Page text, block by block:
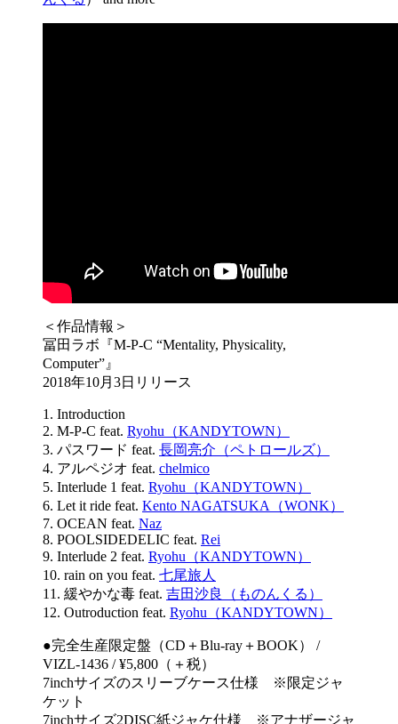
＜作品情報＞
冨田ラボ『M-P-C “Mentality, Physicality,
Computer”』
2018年10月3日リリース
1. Introduction
2. M-P-C feat. Ryohu（KANDYTOWN）
3. パスワード feat. 長岡亮介（ペトロールズ）
4. アルペジオ feat. chelmico
5. Interlude 1 feat. Ryohu（KANDYTOWN）
6. Let it ride feat. Kento NAGATSUKA（WONK）
7. OCEAN feat. Naz
8. POOLSIDEDELIC feat. Rei
9. Interlude 2 feat. Ryohu（KANDYTOWN）
10. rain on you feat. 七尾旅人
11. 緩やかな毒 feat. 吉田沙良（ものんくる）
12. Outroduction feat. Ryohu（KANDYTOWN）
●完全生産限定盤（CD＋Blu-ray＋BOOK） /
VIZL-1436 / ¥5,800（＋税）
7inchサイズのスリーブケース仕様 ※限定ジャ
ケット
7inchサイズ2DISC紙ジャケ仕様 ※アナザージャ